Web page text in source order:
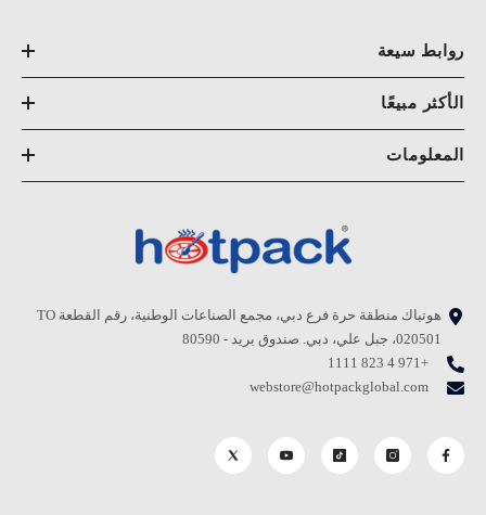
روابط سيعة
الأكثر مبيعًا
المعلومات
هوتباك منطقة حرة فرع دبي، مجمع الصناعات الوطنية، رقم القطعة TO
020501، جبل علي، دبي. صندوق بريد - 80590
+971 4 823 1111
webstore@hotpackglobal.com